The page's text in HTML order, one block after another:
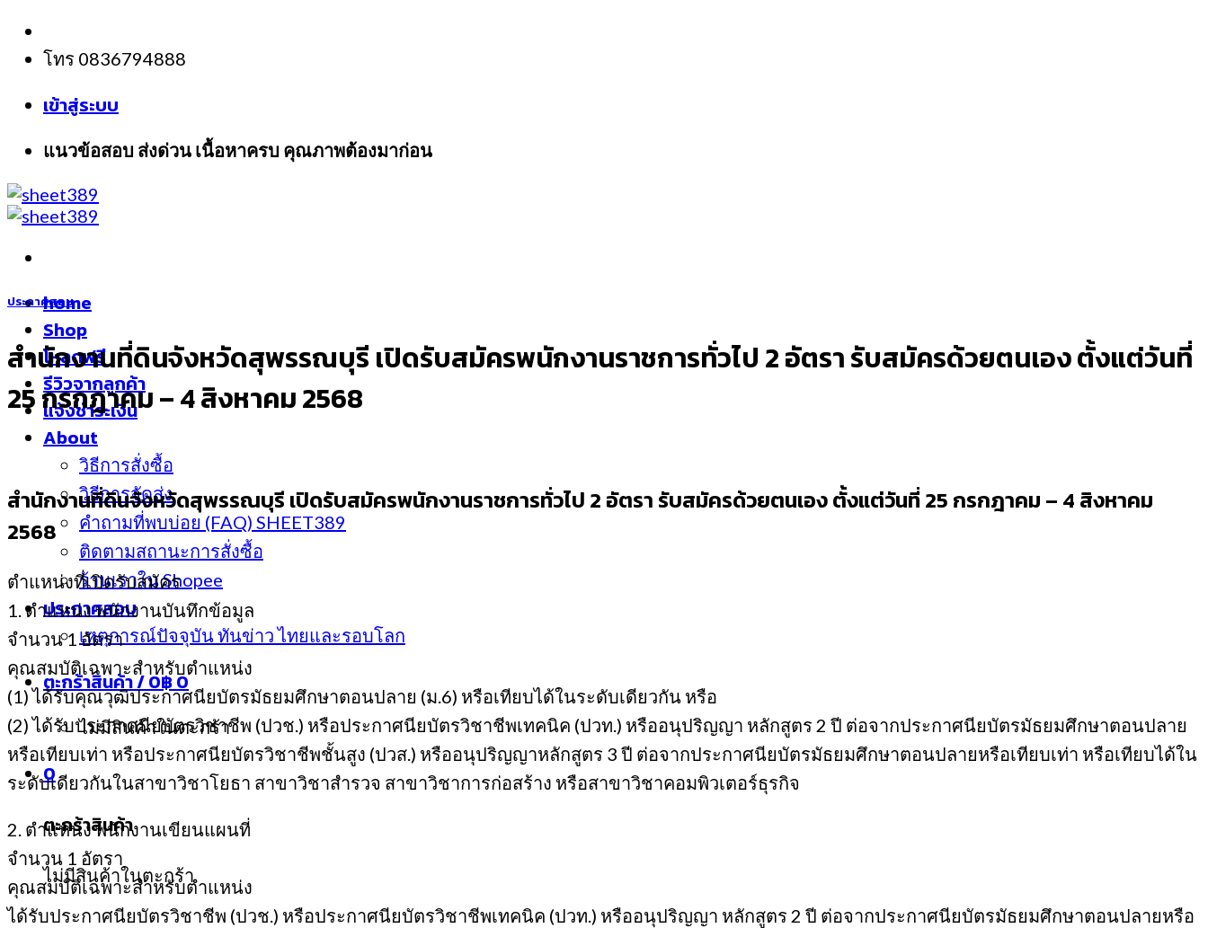
Skip
content
โทร 0836794888
เข้าสู่ระบบ
แนวข้อสอบ ส่งด่วน เนื้อหาครบ คุณภาพต้องมาก่อน
home
Shop
โหลดฟรี
รีวิวจากลูกค้า
แจ้งชำระเงิน
About
วิธีการสั่งซื้อ
วิธีการจัดส่ง
คำถามที่พบบ่อย (FAQ) SHEET389
ติดตามสถานะการสั่งซื้อ
ร้านเราใน Shopee
ประกาศสอบ
เหตุการณ์ปัจจุบัน ทันข่าว ไทยและรอบโลก
ตะกร้าสินค้า /0฿0
ไม่มีสินค้าในตะกร้า
0
ตะกร้าสินค้า
ไม่มีสินค้าในตะกร้า
ประกาศสอบ
สำนักงานที่ดินจังหวัดสุพรรณบุรี เปิดรับสมัครพนักงานราชการทั่วไป 2 อัตรา รับสมัครด้วยตนเอง ตั้งแต่วันที่
25 กรกฎาคม – 4 สิงหาคม 2568
สำนักงานที่ดินจังหวัดสุพรรณบุรี เปิดรับสมัครพนักงานราชการทั่วไป 2 อัตรา รับสมัครด้วยตนเอง ตั้งแต่วันที่ 25 กรกฎาคม – 4 สิงหาคม
2568
ตำแหน่งที่เปิดรับสมัคร
1. ตำแหน่ง พนักงานบันทึกข้อมูล
จํานวน 1 อัตรา
คุณสมบัติเฉพาะสําหรับตําแหน่ง
(1) ได้รับคุณวุฒิประกาศนียบัตรมัธยมศึกษาตอนปลาย (ม.6) หรือเทียบได้ในระดับเดียวกัน หรือ
(2) ได้รับประกาศนียบัตรวิชาชีพ (ปวช.) หรือประกาศนียบัตรวิชาชีพเทคนิค (ปวท.) หรืออนุปริญญา หลักสูตร 2 ปี ต่อจากประกาศนียบัตรมัธยมศึกษาตอนปลาย
หรือเทียบเท่า หรือประกาศนียบัตรวิชาชีพชั้นสูง (ปวส.) หรืออนุปริญญาหลักสูตร 3 ปี ต่อจากประกาศนียบัตรมัธยมศึกษาตอนปลายหรือเทียบเท่า หรือเทียบได้ใน
ระดับเดียวกันในสาขาวิชาโยธา สาขาวิชาสำรวจ สาขาวิชาการก่อสร้าง หรือสาขาวิชาคอมพิวเตอร์ธุรกิจ
2. ตำแหน่ง พนักงานเขียนแผนที่
จำนวน 1 อัตรา
คุณสมบัติเฉพาะสําหรับตําแหน่ง
ได้รับประกาศนียบัตรวิชาชีพ (ปวช.) หรือประกาศนียบัตรวิชาชีพเทคนิค (ปวท.) หรืออนุปริญญา หลักสูตร 2 ปี ต่อจากประกาศนียบัตรมัธยมศึกษาตอนปลายหรือ